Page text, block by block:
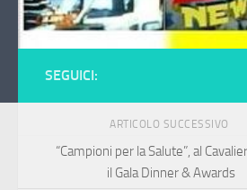
SEGUICI:
ARTICOLO SUCCESSIVO
“Campioni per la Salute”, al
il Gala Dinner & Awards